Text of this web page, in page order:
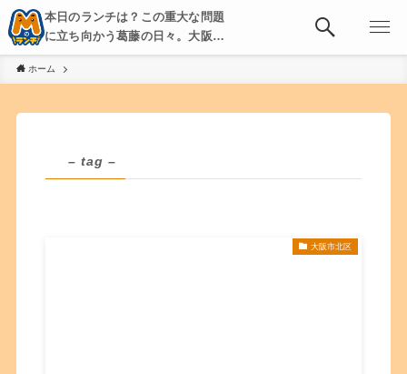
本日のランチは？この重大な問題
に立ち向かう葛藤の日々。大阪・
京都・神戸を中心とした食べ歩
き、飲み歩きを綴る。
ホーム
– tag –
大阪市北区